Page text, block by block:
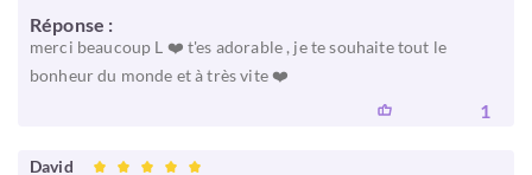
Réponse :
merci beaucoup L ❤️ t'es adorable , je te souhaite tout le
bonheur du monde et à très vite ❤️
1
David